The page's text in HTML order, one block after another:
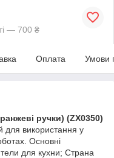
— 700 ₴
Оплата Умови
ручки) (ZX0350)
для використання у
Основні
для кухни; Страна